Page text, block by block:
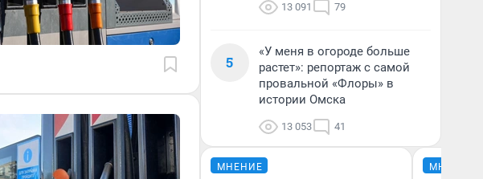
13 091 79
5
«У меня в огороде больше
растет»: репортаж с самой
провальной «Флоры» в
истории Омска
13 053 41
МНЕНИЕ МНЕНИЕ